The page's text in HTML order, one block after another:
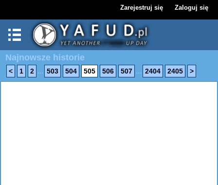
Zarejestruj się Zaloguj się
Najnowsze historie
< 1 2 ... 503 504 505 506 507 ... 2404 2405 >